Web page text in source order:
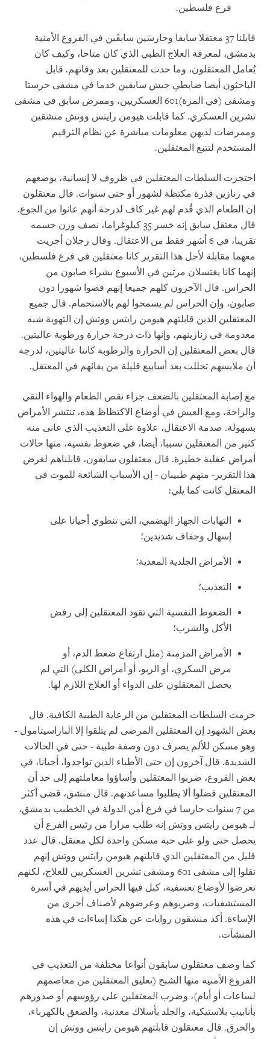
فرع فلسطين.
قابلنا 37 معتقلا سابقا وحارسَين سابقَين في الفروع الأمنية
بدمشق، لمعرفة العلاج الطبي الذي كان متاحا، وكيف كان
يُعامل المعتقلون، وما حدث للمعتقلين بعد وفاتهم. قابل
الباحثون أيضا ضابطي جيش سابقين خدما في مشفى حرستا
ومشفى (في المزة)601 العسكريين، وممرض سابق في مشفى
تشرين العسكري. كما قابلت هيومن رايتس ووتش منشقين
وممرضات لديهن معلومات مباشرة عن نظام الترقيم
المستخدم لتتبع المعتقلين.
احتجزت السلطات المعتقلين في ظروف لا إنسانية، بوضعهم
في زنازين قذرة مكتظة لشهور أو حتى سنوات. قال معتقلون
إن الطعام الذي قُدم لهم غير كاف لدرجة أنهم عانوا من الجوع.
قال معتقل سابق إنه خسر 35 كيلوغراما، نصف وزن جسمه
تقريبا، في 6 أشهر فقط من الاعتقال. وقال رجلان أجريت
معهما مقابلة لأجل هذا التقرير كانا معتقلين في فرع فلسطين،
إنهما كانا يغتسلان مرتين في الأسبوع بشراء صابون من
الحراس. قال الآخرون كلهم جميعا إنهم قضوا شهورا دون
صابون، وإن الحراس لم يسمحوا لهم بالاستحمام. قال جميع
المعتقلين الذين قابلتهم هيومن رايتس ووتش إن التهوية شبه
معدومة في زنازينهم، وإنها ذات درجة حرارة ورطوبة عاليتين.
قال بعض المعتقلين إن الحرارة والرطوبة كانتا عاليتين، لدرجة
أن ملابسهم تحللت بعد أسابيع قليلة من بقائهم في المعتقل.
مع إصابة المعتقلين بالضعف جراء نقص الطعام والهواء النقي
والراحة، ومع العيش في أوضاع الاكتظاظ هذه، تنتشر الأمراض
بسهولة. صدمة الاعتقال، علاوة على التعذيب الذي عانى منه
كثير من المعتقلين تسببا، أيضا، في ضعوط نفسية، منها حالات
أمراض عقلية خطيرة. قال معتقلون سابقون، قابلناهم لغرض
هذا التقرير- منهم طبيبان - إن الأسباب الشائعة للموت في
المعتقل كانت كما يلي:
التهابات الجهاز
الهضمي، التي تنطوي أحيانا على
إسهال وجفاف شديدين؛
الأمراض الجلدية المعدية؛
التعذيب؛
الضغوط النفسية التي تقود المعتقلين إلى رفض
الأكل والشرب؛
الأمراض المزمنة (مثل ارتفاع ضغط الدم، أو
مرض السكري، أو الربو، أو أمراض الكلى) التي لم
يحصل المعتقلون على الدواء أو العلاج اللازم لها.
حرمت السلطات المعتقلين من الرعاية الطبية الكافية. قال
بعض الشهود إن المعتقلين المرضى لم يتلقوا إلا الباراسيتامول -
وهو مسكن للألم يصرف دون وصفة طبية - حتى في الحالات
الشديدة. قال آخرون إن حتى الأطباء الذين تواجدوا، أحيانا، في
بعض الفروع، ضربوا المعتقلين وأساؤوا معاملتهم إلى حد أن
المعتقلين فضلوا ألا يطلبوا مساعدتهم. قال منشق، قضى أكثر
من 7 سنوات حارسا في فرع أمن الدولة في الخطيب بدمشق،
لـ هيومن رايتس ووتش إنه طلب مرارا من رئيس الفرع أن
يحصل حتى ولو على حبة مسكن واحدة لكل معتقل. قال عدد
قليل من المعتقلين الذي قابلتهم هيومن رايتس ووتش إنهم
نقلوا إلى مشفى 601 ومشفى تشرين العسكريين للعلاج، لكنهم
تعرضوا لأوضاع تعسفية، كبل فيها الحراس أيديهم في أسرة
المستشفيات، وضربوهم وعرضوهم لأصناف أخرى من
الإساءة. أكد منشقون روايات عن هكذا إساءات في هذه
المنشآت.
كما وصف معتقلون سابقون أنواعا مختلفة من التعذيب في
الفروع الأمنية منها الشبح (تعليق المعتقلين من معاصمهم
لساعات أو أيام)، وضرب المعتقلين على رؤوسهم أو صدورهم
بأنابيب بلاستيكية، والجلد بأسلاك معدنية، والصعق بالكهرباء،
والحرق. قال معتقلون قابلتهم هيومن رايتس ووتش إن